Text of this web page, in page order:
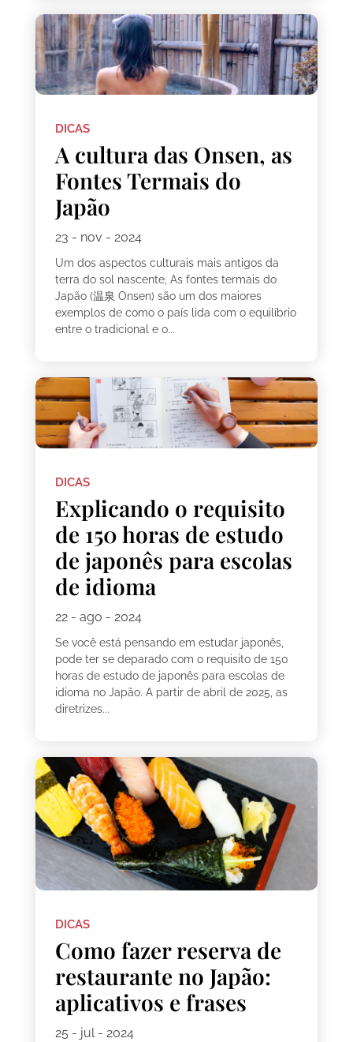
DICAS
A cultura das Onsen, as
Fontes Termais do
Japão
23 - nov - 2024
Um dos aspectos culturais mais antigos da
terra do sol nascente, As fontes termais do
Japão (温泉 Onsen) são um dos maiores
exemplos de como o país lida com o equilíbrio
entre o tradicional e o...
DICAS
Explicando o requisito
de 150 horas de estudo
de japonês para escolas
de idioma
22 - ago - 2024
Se você está pensando em estudar japonês,
pode ter se deparado com o requisito de 150
horas de estudo de japonês para escolas de
idioma no Japão. A partir de abril de 2025, as
diretrizes...
DICAS
Como fazer reserva de
restaurante no Japão:
aplicativos e frases
25 - jul - 2024